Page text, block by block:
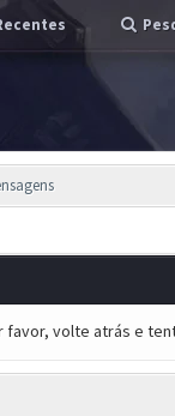
favor, volte atrás e